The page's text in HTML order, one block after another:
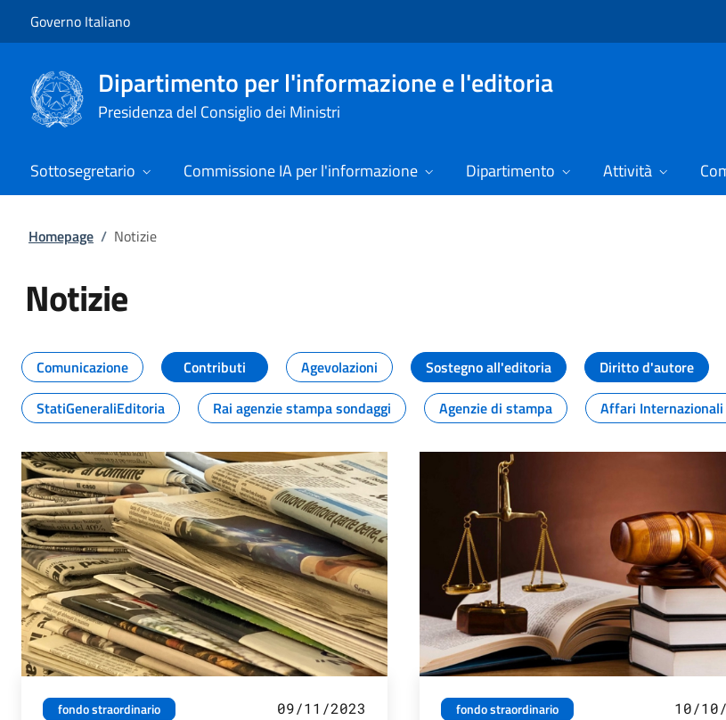
Governo Italiano
Dipartimento per l'informazione e l'editoria
Presidenza del Consiglio dei Ministri
Sottosegretario Commissione IA per l'informazione Dipartimento Attività
Homepage / Notizie
Notizie
Tutti i contenuti della pagina Notizie
Comunicazione Contributi Agevolazioni Sostegno all'editoria Diritto d'autore
StatiGeneraliEditoria
Rai agenzie stampa sondaggi Agenzie di stampa Affari Internazionali
fondo straordinario
09/11/2023
fondo straordinario
10/